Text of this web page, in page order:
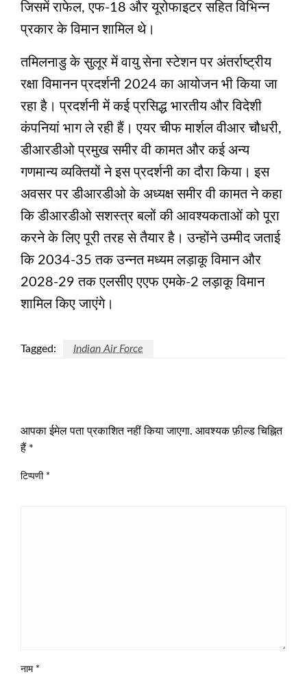
जिसमें राफेल, एफ-18 और यूरोफाइटर सहित विभिन्न
प्रकार के विमान शामिल थे।
तमिलनाडु के सुलूर में वायु सेना स्टेशन पर अंतर्राष्ट्रीय
रक्षा विमानन प्रदर्शनी 2024 का आयोजन भी किया जा
रहा है। प्रदर्शनी में कई प्रसिद्ध भारतीय और विदेशी
कंपनियां भाग ले रही हैं। एयर चीफ मार्शल वीआर चौधरी,
डीआरडीओ प्रमुख समीर वी कामत और कई अन्य
गणमान्य व्यक्तियों ने इस प्रदर्शनी का दौरा किया। इस
अवसर पर डीआरडीओ के अध्यक्ष समीर वी कामत ने कहा
कि डीआरडीओ सशस्त्र बलों की आवश्यकताओं को पूरा
करने के लिए पूरी तरह से तैयार है। उन्होंने उम्मीद जताई
कि 2034-35 तक उन्नत मध्यम लड़ाकू विमान और
2028-29 तक एलसीए एएफ एमके-2 लड़ाकू विमान
शामिल किए जाएंगे।
Tagged: Indian Air Force
आपका ईमेल पता प्रकाशित नहीं किया जाएगा. आवश्यक फ़ील्ड चिह्नित
हैं *
टिप्पणी *
नाम *